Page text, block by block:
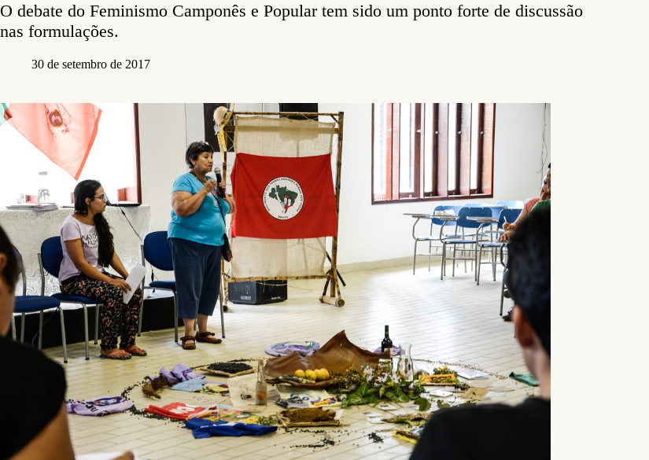
O debate do Feminismo Camponês e Popular tem sido um ponto forte de discussão
nas formulações.
30 de setembro de 2017